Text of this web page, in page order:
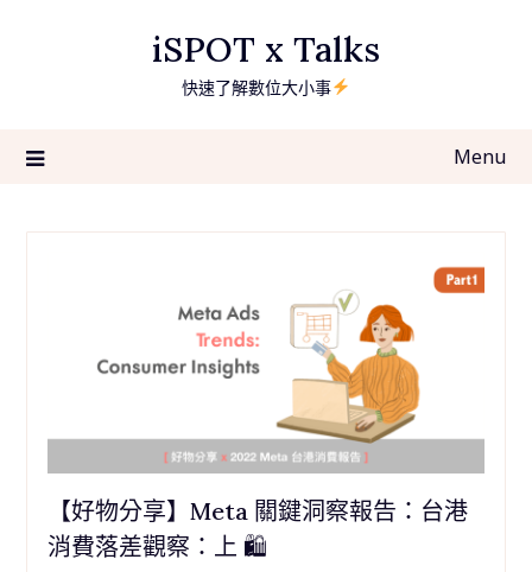
iSPOT x Talks
快速了解數位大小事
Menu
【好物分享】Meta 關鍵洞察報告：台港
消費落差觀察：上 🛍